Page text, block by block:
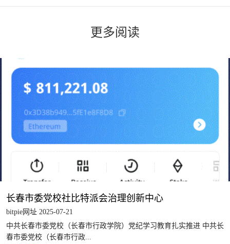
更多阅读
长春市委党校社比特派会治理创新中心
bitpie网址 2025-07-21
中共长春市委党校（长春市行政学院）党纪学习教育扎实推进 中共长
春市委党校（长春市行政...